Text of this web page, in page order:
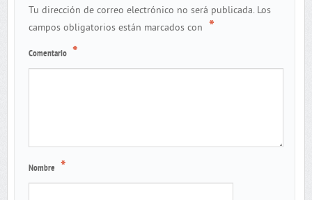
Tu dirección de correo electrónico no será publicada. Los
campos obligatorios están marcados con *
Comentario *
Nombre *